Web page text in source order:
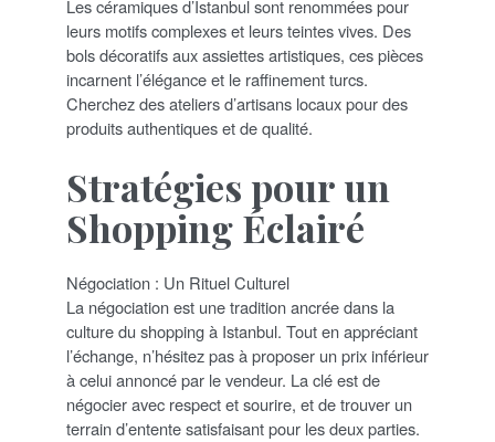
Les céramiques d’Istanbul sont renommées pour
leurs motifs complexes et leurs teintes vives. Des
bols décoratifs aux assiettes artistiques, ces pièces
incarnent l’élégance et le raffinement turcs.
Cherchez des ateliers d’artisans locaux pour des
produits authentiques et de qualité.
Stratégies pour un
Shopping Éclairé
Négociation : Un Rituel Culturel
La négociation est une tradition ancrée dans la
culture du shopping à Istanbul. Tout en appréciant
l’échange, n’hésitez pas à proposer un prix inférieur
à celui annoncé par le vendeur. La clé est de
négocier avec respect et sourire, et de trouver un
terrain d’entente satisfaisant pour les deux parties.